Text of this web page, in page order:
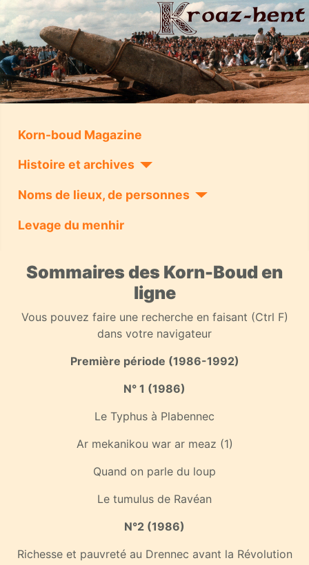
Korn-boud Magazine
Histoire et archives
Noms de lieux, de personnes
Levage du menhir
Sommaires des Korn-Boud en
ligne
Vous pouvez faire une recherche en faisant (Ctrl F)
dans votre navigateur
Première période (1986-1992)
N° 1 (1986)
Le Typhus à Plabennec
Ar mekanikou war ar meaz (1)
Quand on parle du loup
Le tumulus de Ravéan
N°2 (1986)
Richesse et pauvreté au Drennec avant la Révolution